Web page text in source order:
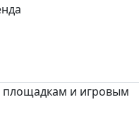
площадкам и игровым